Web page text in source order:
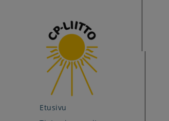
Etusivu